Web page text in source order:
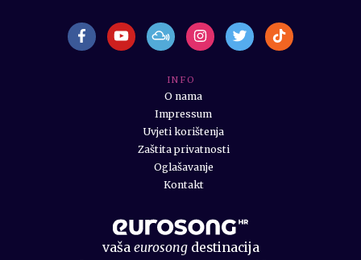
vaša eurosongdestinacija
I N F O
O nama
Impressum
Uvjeti korištenja
Zaštita privatnosti
Oglašavanje
Kontakt